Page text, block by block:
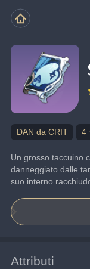
DAN da CRIT 4
Un grosso taccuino
danneggiato dalle
suo interno
Attributi